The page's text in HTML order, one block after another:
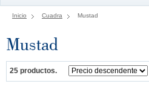
Inicio Cuadra Mustad
Mustad
25 productos.